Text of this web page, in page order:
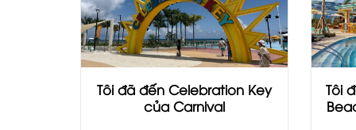
Tôi đã đến Celebration Key
của Carnival
Tôi